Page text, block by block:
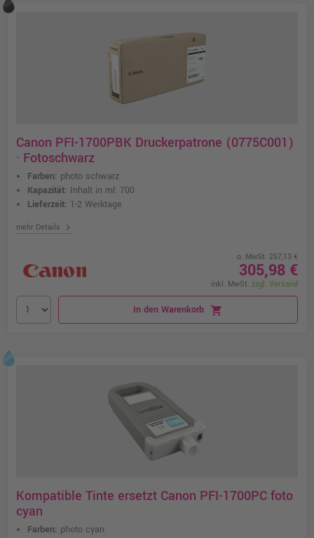
Canon PFI-1700PBK Druckerpatrone (0775C001)
· Fotoschwarz
Farben: photo schwarz
Kapazität: Inhalt in ml: 700
Lieferzeit: 1-2 Werktage
mehr Details chevron_right
o. MwSt. 257,13 €
305,98 €
inkl. MwSt. zzgl. Versand
In den Warenkorb shopping_cart
Kompatible Tinte ersetzt Canon PFI-1700PC foto
cyan
Farben: photo cyan